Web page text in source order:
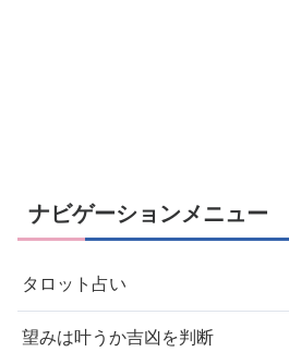
ナビゲーションメニュー
タロット占い
望みは叶うか吉凶を判断